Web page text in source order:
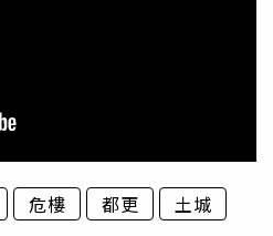
危樓 都更
土城